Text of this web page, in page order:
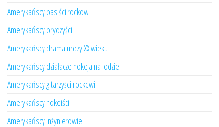
Amerykańscy basiści rockowi
Amerykańscy brydżyści
Amerykańscy dramaturdzy XX wieku
Amerykańscy działacze hokeja na lodzie
Amerykańscy gitarzyści rockowi
Amerykańscy hokeiści
Amerykańscy inżynierowie